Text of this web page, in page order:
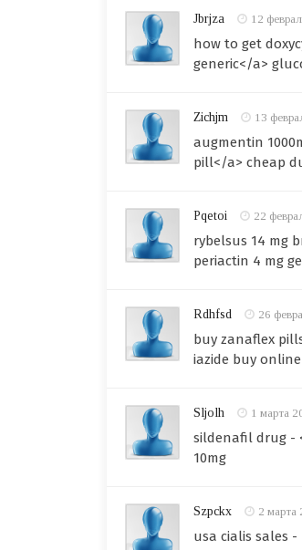
Jbrjza 12
how to get
generic</a>
Zichjm 13
augmentin
pill</a> cheap
Pqetoi 22
rybelsus 14 mg
periactin 4 mg
Rdhfsd 26
buy zanaflex
iazide buy
Sljolh 1 марта
sildenafil drug -
10mg
Szpckx 2 марта
usa cialis sales